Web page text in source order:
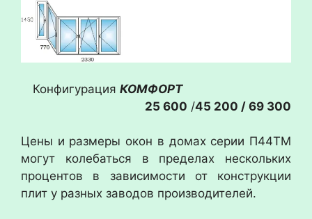
Конфигурация КОМФОРТ
25 600 /45 200 / 69 300
Цены и размеры окон в домах серии П44ТМ
могут колебаться в пределах нескольких
процентов в зависимости от конструкции
плит у разных заводов производителей.